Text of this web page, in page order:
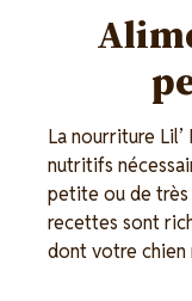
La nourriture
nutritifs
petite ou de
recettes sont
dont votre chien